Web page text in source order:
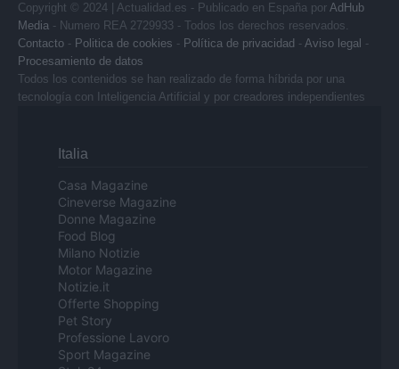
Copyright © 2024 | Actualidad.es - Publicado en España por AdHub
Media - Numero REA 2729933 - Todos los derechos reservados.
Contacto - Politica de cookies - Política de privacidad - Aviso legal -
Procesamiento de datos
Todos los contenidos se han realizado de forma híbrida por una
tecnología con Inteligencia Artificial y por creadores independientes
Italia
Casa Magazine
Cineverse Magazine
Donne Magazine
Food Blog
Milano Notizie
Motor Magazine
Notizie.it
Offerte Shopping
Pet Story
Professione Lavoro
Sport Magazine